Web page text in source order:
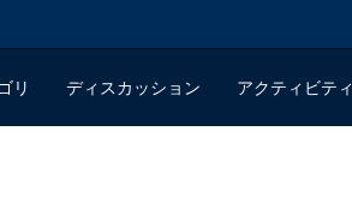
リ ディスカッション アクティビティ